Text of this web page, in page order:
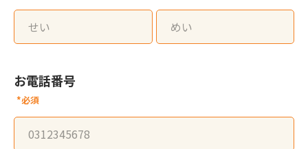
お電話番号
*必須